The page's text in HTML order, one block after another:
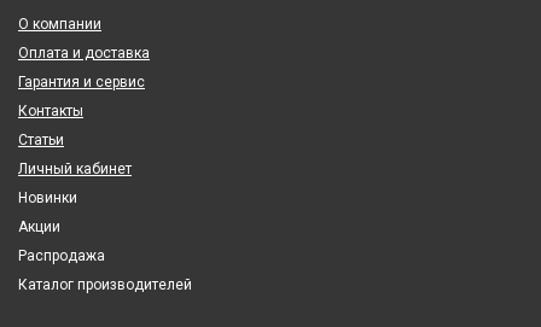
О компании
Оплата и доставка
Гарантия и сервис
Контакты
Статьи
Личный кабинет
Новинки
Акции
Распродажа
Каталог производителей